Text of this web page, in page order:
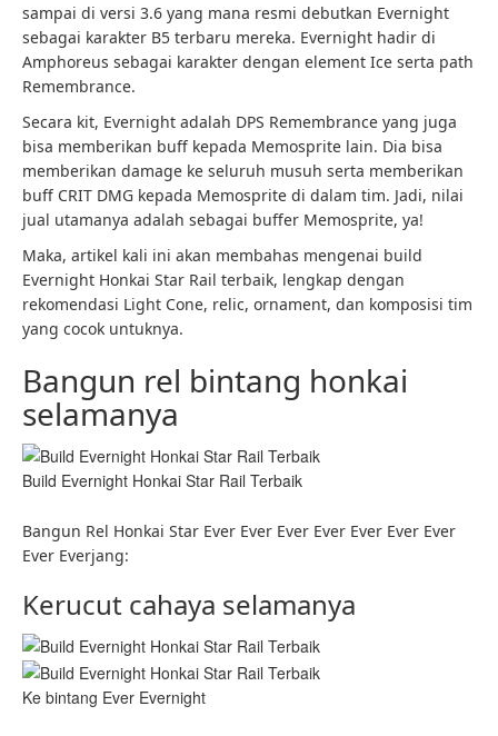
sampai di versi 3.6 yang mana resmi debutkan Evernight
sebagai karakter B5 terbaru mereka. Evernight hadir di
Amphoreus sebagai karakter dengan element Ice serta path
Remembrance.
Secara kit, Evernight adalah DPS Remembrance yang juga
bisa memberikan buff kepada Memosprite lain. Dia bisa
memberikan damage ke seluruh musuh serta memberikan
buff CRIT DMG kepada Memosprite di dalam tim. Jadi, nilai
jual utamanya adalah sebagai buffer Memosprite, ya!
Maka, artikel kali ini akan membahas mengenai build
Evernight Honkai Star Rail terbaik, lengkap dengan
rekomendasi Light Cone, relic, ornament, dan komposisi tim
yang cocok untuknya.
Bangun rel bintang honkai
selamanya
Build Evernight Honkai Star Rail Terbaik
Bangun Rel Honkai Star Ever Ever Ever Ever Ever Ever Ever
Ever Everjang:
Kerucut cahaya selamanya
Ke bintang Ever Evernight